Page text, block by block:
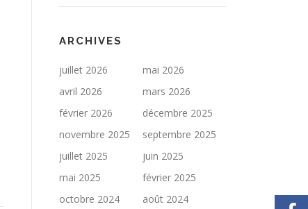
ARCHIVES
juillet 2026
mai 2026
avril 2026
mars 2026
février 2026
décembre 2025
novembre 2025
septembre 2025
juillet 2025
juin 2025
mai 2025
février 2025
octobre 2024
août 2024